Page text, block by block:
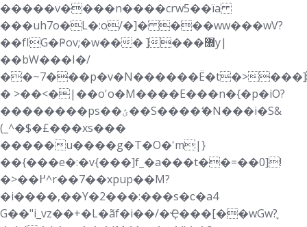
�����v����n����crw5��їa
���uh7o�L�:o/�]� ���ww���wV?
��fIG�Ҏov;�w��� ]���޽y|
��bW���I�/
��~7���p�v�N������Ë�t�>
� >��<�|��o'o�M����E���n�{�p�iO?
��������ps��ؽ��S����ޭ�N���i�S&
(_^�$�£���xs���
�����u����g�T�O�'m|}
��{���e�:�v{���]f_�a���t��=��0]!
�>��߂^r��7��xpup��M?
�i����,��Y�2���:���s�ϲ�a4
G��"i_vz��+�L�ãf�i��/�݁Ҿ���[��wGw?֪